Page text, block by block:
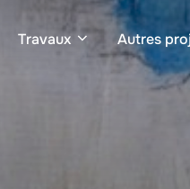
Travaux Autres